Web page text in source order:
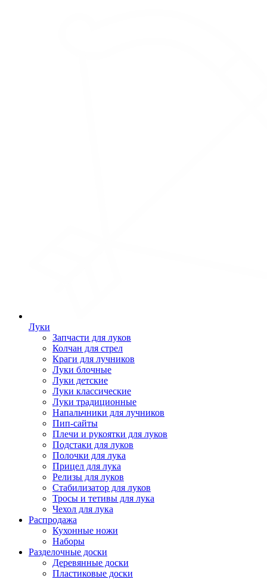
Луки
Запчасти для луков
Колчан для стрел
Краги для лучников
Луки блочные
Луки детские
Луки классические
Луки традиционные
Напальчники для лучников
Пип-сайты
Плечи и рукоятки для луков
Подстаки для луков
Полочки для лука
Прицел для лука
Релизы для луков
Стабилизатор для луков
Тросы и тетивы для лука
Чехол для лука
Распродажа
Кухонные ножи
Наборы
Разделочные доски
Деревянные доски
Пластиковые доски